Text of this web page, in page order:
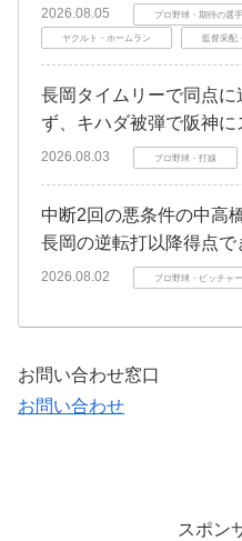
2026.08.05 プロ野球・期待の選手
ヤクルト・ホームラン 監督采配
長岡タイムリーで同点
ず、キハダ被弾で阪神に
2026.08.03 プロ野球・打線
中断2回の悪条件の中高
長岡の逆転打以降得点で
2026.08.02 プロ野球・ピッチャー
お問い合わせ窓口
お問い合わせ
スポン